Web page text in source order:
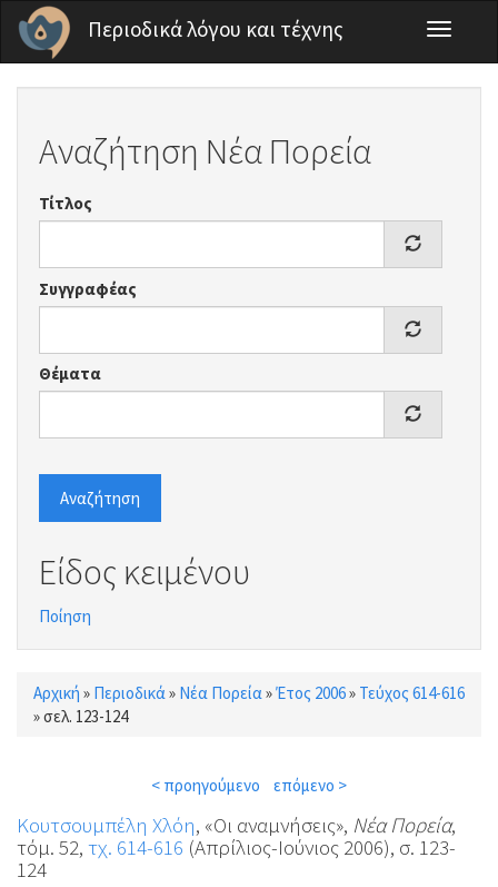
Παράκαμψη προς το κυρίως περιεχόμενο
Περιοδικά λόγου και τέχνης
Toggle
Αναζήτηση Νέα Πορεία
Τίτλος
Συγγραφέας
Θέματα
Αναζήτηση
Είδος κειμένου
Ποίηση
Είστε εδώ
Αρχική » Περιοδικά » Νέα Πορεία »Έτος 2006» Τεύχος 614-616
»σελ. 123-124
< προηγούμενο επόμενο >
Κουτσουμπέλη Χλόη, «Οι αναμνήσεις», Νέα Πορεία,
τόμ. 52, τχ. 614-616 (Απρίλιος-Ιούνιος 2006), σ. 123-
124